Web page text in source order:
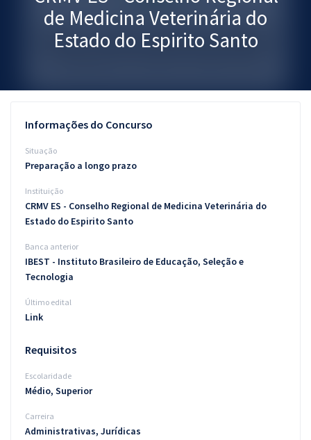
Graduação
Blog
Aprovados
de Medicina Veterinária do
Estado do Espirito Santo
Informações do Concurso
Situação
Preparação a longo prazo
Instituição
CRMV ES - Conselho Regional de Medicina Veterinária do
Estado do Espirito Santo
Banca anterior
IBEST - Instituto Brasileiro de Educação, Seleção e
Tecnologia
Último edital
Link
Requisitos
Escolaridade
Médio, Superior
Carreira
Administrativas, Jurídicas